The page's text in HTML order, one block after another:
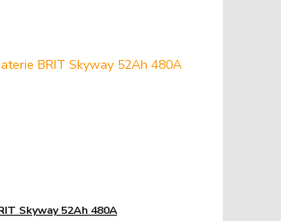
Skyway 52Ah 480A